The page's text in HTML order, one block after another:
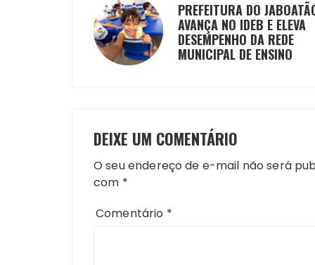
PREFEITURA DO
AVANÇA NO IDEB E ELEVA
DESEMPENHO DA REDE
MUNICIPAL DE ENSINO
DEIXE UM COMENTÁRIO
O seu endereço de e-mail não será
com *
Comentário *